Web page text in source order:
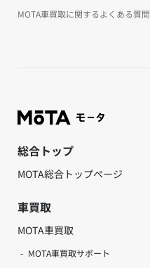
MOTA車買取に関するよくある質問
総合トップ
MOTA総合トップページ
車買取
MOTA車買取
MOTA車買取サポート